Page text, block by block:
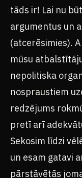
tāds ir! Lai nu
argumentus un
(atcerēsimies).
mūsu
nepolitiska
nospraustiem
redzējums
pretī arī
Sekosim līdzi
un esam gatavi
pārstāvētās